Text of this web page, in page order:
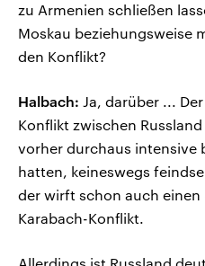
zu Armenien schließen
Moskau beziehungsweise
den Konflikt?
Halbach: Ja, darüber ...
Konflikt zwischen
vorher durchaus intensive
hatten, keineswegs
der wirft schon auch einen
Karabach-Konflikt.